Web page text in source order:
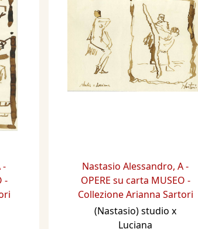
-
-
Nastasio Alessandro, A -
OPERE su carta MUSEO -
Collezione Arianna Sartori
(Nastasio) studio x
Luciana